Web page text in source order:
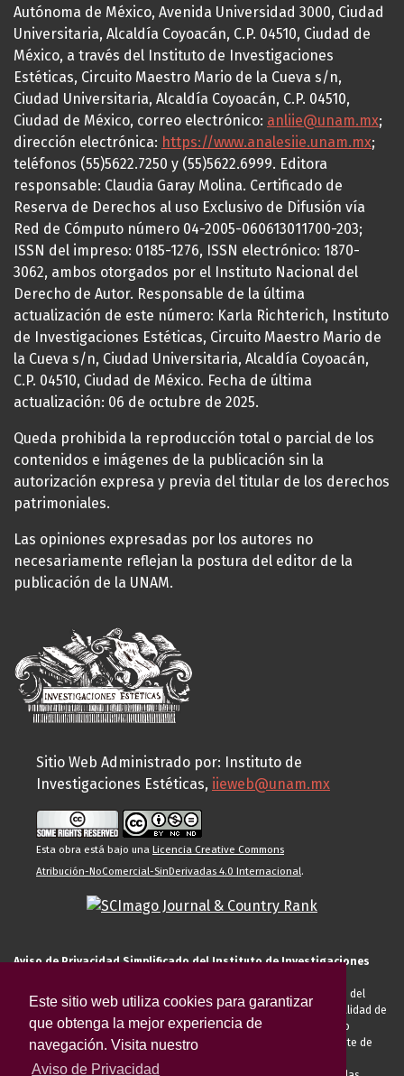
Este sitio web utiliza cookies para garantizar
que obtenga la mejor experiencia de
navegación. Visita nuestro
Aviso de Privacidad
Autónoma de México, Avenida Universidad 3000, Ciudad
Universitaria, Alcaldía Coyoacán, C.P. 04510, Ciudad de
México, a través del Instituto de Investigaciones
Estéticas, Circuito Maestro Mario de la Cueva s/n,
Ciudad Universitaria, Alcaldía Coyoacán, C.P. 04510,
Ciudad de México, correo electrónico: anliie@unam.mx;
dirección electrónica: https://www.analesiie.unam.mx;
teléfonos (55)5622.7250 y (55)5622.6999. Editora
responsable: Claudia Garay Molina. Certificado de
Reserva de Derechos al uso Exclusivo de Difusión vía
Red de Cómputo número 04-2005-060613011700-203;
ISSN del impreso: 0185-1276, ISSN electrónico: 1870-
3062, ambos otorgados por el Instituto Nacional del
Derecho de Autor. Responsable de la última
actualización de este número: Karla Richterich, Instituto
de Investigaciones Estéticas, Circuito Maestro Mario de
la Cueva s/n, Ciudad Universitaria, Alcaldía Coyoacán,
C.P. 04510, Ciudad de México. Fecha de última
actualización: 06 de octubre de 2025.
Queda prohibida la reproducción total o parcial de los
contenidos e imágenes de la publicación sin la
autorización expresa y previa del titular de los derechos
patrimoniales.
Las opiniones expresadas por los autores no
necesariamente reflejan la postura del editor de la
publicación de la UNAM.
Sitio Web Administrado por: Instituto de
Investigaciones Estéticas, iieweb@unam.mx
Esta obra está bajo una Licencia Creative Commons
Atribución-NoComercial-SinDerivadas 4.0 Internacional.
Aviso de Privacidad Simplificado del Instituto de Investigaciones
El Instituto de Investigaciones Estéticas de la UNAM, es responsable del
tratamiento de sus datos personales para el registro de usted en calidad de
alumno, docente, personal de la entidad académica, conferencista o
invitado externo (nacional o extranjero), visitante, proveedor o cliente de